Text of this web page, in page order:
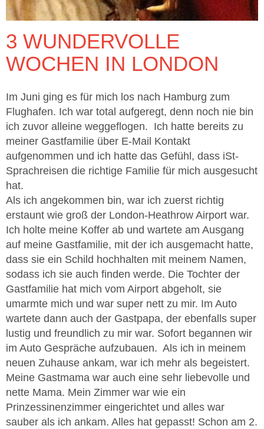
3 WUNDERVOLLE
WOCHEN IN LONDON
Im Juni ging es für mich los nach Hamburg zum
Flughafen. Ich war total aufgeregt, denn noch nie bin
ich zuvor alleine weggeflogen. Ich hatte bereits zu
meiner Gastfamilie über E-Mail Kontakt
aufgenommen und ich hatte das Gefühl, dass iSt-
Sprachreisen die richtige Familie für mich ausgesucht
hat.
Als ich angekommen bin, war ich zuerst richtig
erstaunt wie groß der London-Heathrow Airport war.
Ich holte meine Koffer ab und wartete am Ausgang
auf meine Gastfamilie, mit der ich ausgemacht hatte,
dass sie ein Schild hochhalten mit meinem Namen,
sodass ich sie auch finden werde. Die Tochter der
Gastfamilie hat mich vom Airport abgeholt, sie
umarmte mich und war super nett zu mir. Im Auto
wartete dann auch der Gastpapa, der ebenfalls super
lustig und freundlich zu mir war. Sofort begannen wir
im Auto Gespräche aufzubauen. Als ich in meinem
neuen Zuhause ankam, war ich mehr als begeistert.
Meine Gastmama war auch eine sehr liebevolle und
nette Mama. Mein Zimmer war wie ein
Prinzessinenzimmer eingerichtet und alles war
sauber als ich ankam. Alles hat gepasst! Schon am 2.